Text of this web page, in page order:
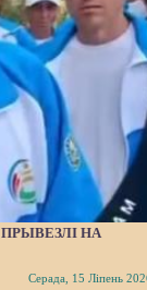
НА
Серада, 15 Ліпень